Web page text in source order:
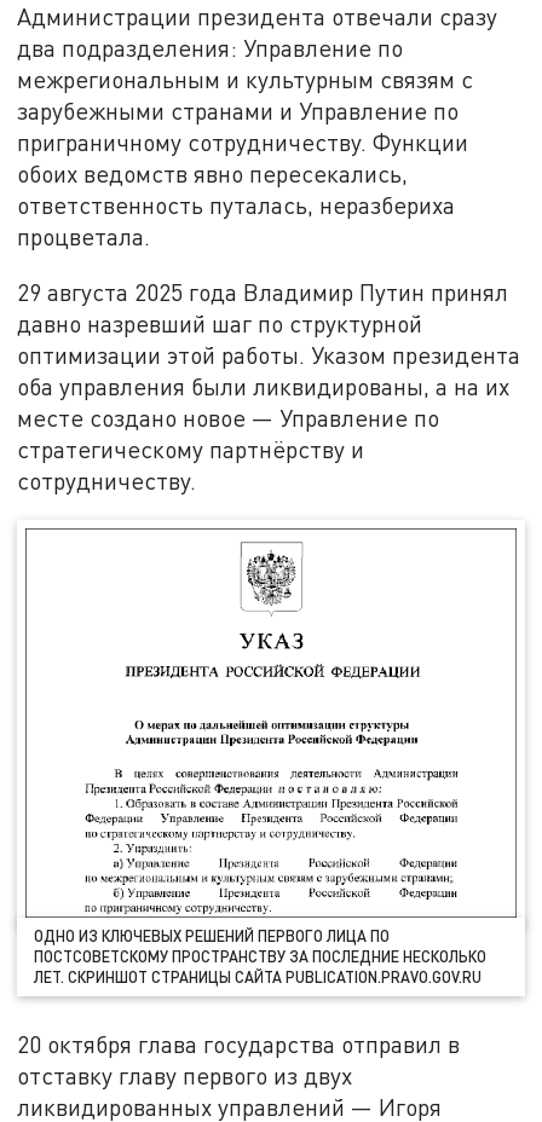
Администрации президента отвечали сразу
два подразделения: Управление по
межрегиональным и культурным связям с
зарубежными странами и Управление по
приграничному сотрудничеству. Функции
обоих ведомств явно пересекались,
ответственность путалась, неразбериха
процветала.
29 августа 2025 года Владимир Путин принял
давно назревший шаг по структурной
оптимизации этой работы. Указом президента
оба управления были ликвидированы, а на их
месте создано новое — Управление по
стратегическому партнёрству и
сотрудничеству.
ОДНО ИЗ КЛЮЧЕВЫХ РЕШЕНИЙ ПЕРВОГО ЛИЦА ПО
ПОСТСОВЕТСКОМУ ПРОСТРАНСТВУ ЗА ПОСЛЕДНИЕ НЕСКОЛЬКО
ЛЕТ. СКРИНШОТ СТРАНИЦЫ САЙТА PUBLICATION.PRAVO.GOV.RU
20 октября глава государства отправил в
отставку главу первого из двух
ликвидированных управлений — Игоря